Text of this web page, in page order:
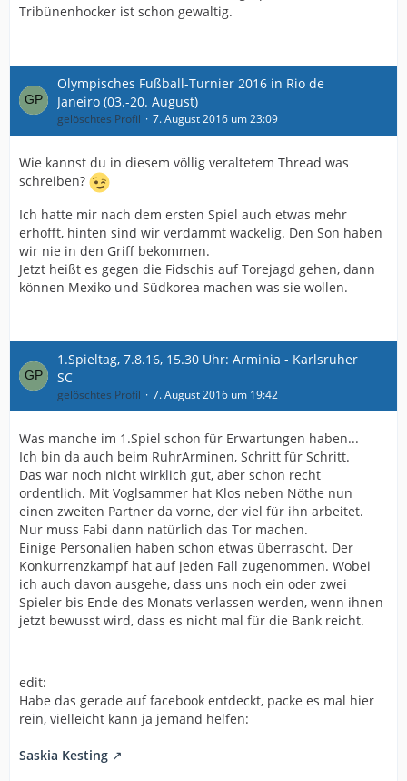
Tribünenhocker ist schon gewaltig.
Olympisches Fußball-Turnier 2016 in Rio de
Janeiro (03.-20. August)
gelöschtes Profil 7. August 2016 um 23:09
Wie kannst du in diesem völlig veraltetem Thread was
schreiben?
Ich hatte mir nach dem ersten Spiel auch etwas mehr
erhofft, hinten sind wir verdammt wackelig. Den Son haben
wir nie in den Griff bekommen.
Jetzt heißt es gegen die Fidschis auf Torejagd gehen, dann
können Mexiko und Südkorea machen was sie wollen.
1.Spieltag, 7.8.16, 15.30 Uhr: Arminia - Karlsruher
SC
gelöschtes Profil 7. August 2016 um 19:42
Was manche im 1.Spiel schon für Erwartungen haben...
Ich bin da auch beim RuhrArminen, Schritt für Schritt.
Das war noch nicht wirklich gut, aber schon recht
ordentlich. Mit Voglsammer hat Klos neben Nöthe nun
einen zweiten Partner da vorne, der viel für ihn arbeitet.
Nur muss Fabi dann natürlich das Tor machen.
Einige Personalien haben schon etwas überrascht. Der
Konkurrenzkampf hat auf jeden Fall zugenommen. Wobei
ich auch davon ausgehe, dass uns noch ein oder zwei
Spieler bis Ende des Monats verlassen werden, wenn ihnen
jetzt bewusst wird, dass es nicht mal für die Bank reicht.
edit:
Habe das gerade auf facebook entdeckt, packe es mal hier
rein, vielleicht kann ja jemand helfen:
Saskia Kesting